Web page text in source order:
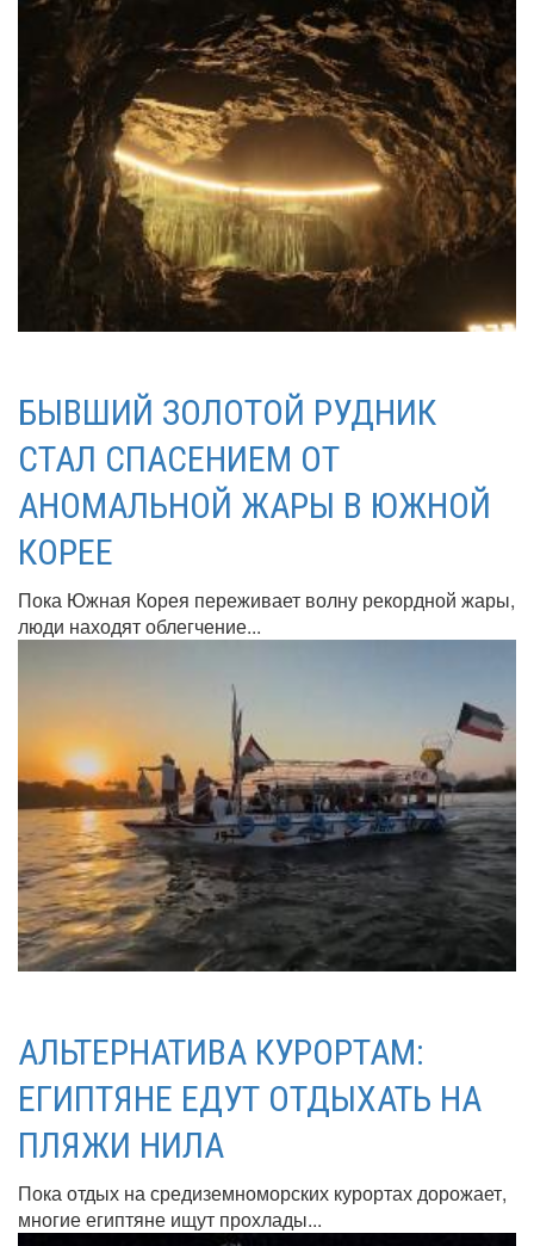
БЫВШИЙ ЗОЛОТОЙ РУДНИК
СТАЛ СПАСЕНИЕМ ОТ
АНОМАЛЬНОЙ ЖАРЫ В ЮЖНОЙ
КОРЕЕ
Пока Южная Корея переживает волну рекордной жары,
люди находят облегчение...
АЛЬТЕРНАТИВА КУРОРТАМ:
ЕГИПТЯНЕ ЕДУТ ОТДЫХАТЬ НА
ПЛЯЖИ НИЛА
Пока отдых на средиземноморских курортах дорожает,
многие египтяне ищут прохлады...